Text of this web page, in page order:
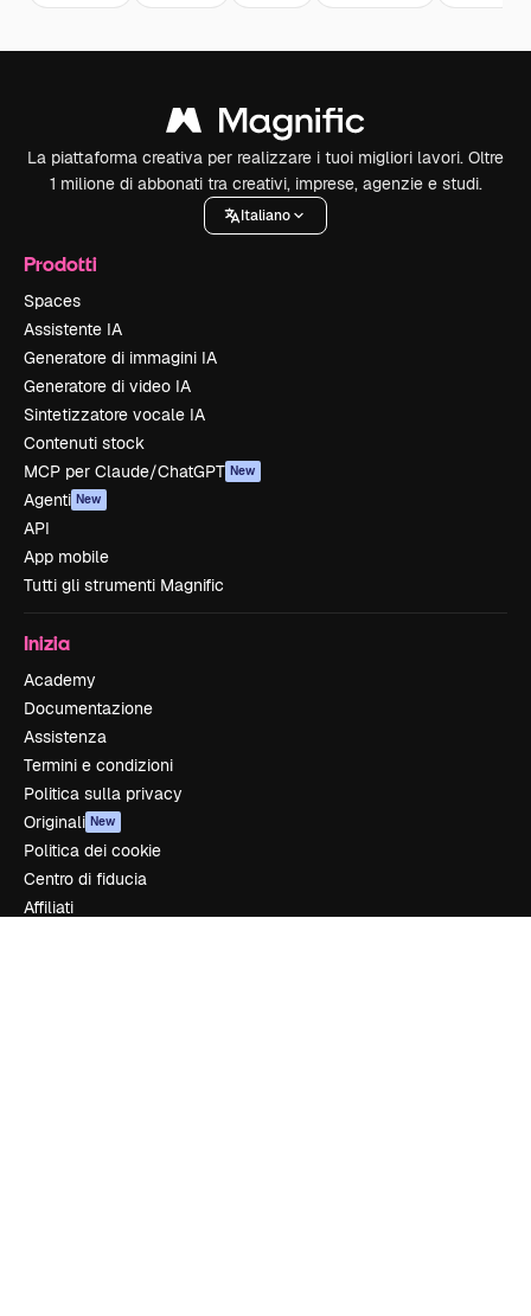
La piattaforma creativa per realizzare i tuoi migliori lavori. Oltre
1 milione di abbonati tra creativi, imprese, agenzie e studi.
Italiano
Prodotti
Spaces
Assistente IA
Generatore di immagini IA
Generatore di video IA
Sintetizzatore vocale IA
Contenuti stock
MCP per Claude/ChatGPT New
Agenti New
API
App mobile
Tutti gli strumenti Magnific
Inizia
Academy
Documentazione
Assistenza
Termini e condizioni
Politica sulla privacy
Originali New
Politica dei cookie
Centro di fiducia
Affiliati